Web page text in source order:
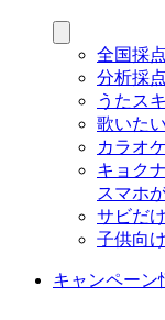
全国採
分析採
うたス
歌いた
カラオ
キョク
スマホ
サビだ
子供向
キャンペーン